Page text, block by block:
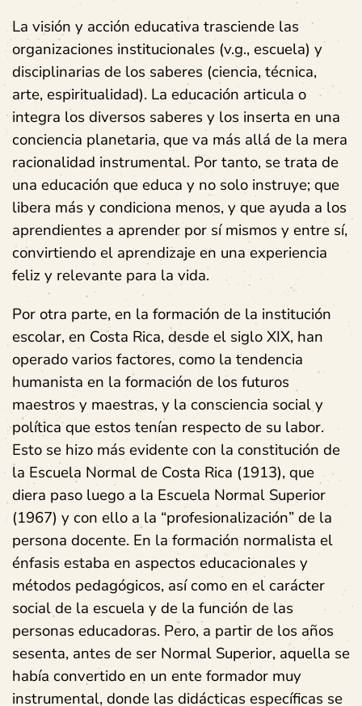
La visión y acción educativa trasciende las
organizaciones institucionales (v.g., escuela) y
disciplinarias de los saberes (ciencia, técnica,
arte, espiritualidad). La educación articula o
integra los diversos saberes y los inserta en una
conciencia planetaria, que va más allá de la mera
racionalidad instrumental. Por tanto, se trata de
una educación que educa y no solo instruye; que
libera más y condiciona menos, y que ayuda a los
aprendientes a aprender por sí mismos y entre sí,
convirtiendo el aprendizaje en una experiencia
feliz y relevante para la vida.
Por otra parte, en la formación de la institución
escolar, en Costa Rica, desde el siglo XIX, han
operado varios factores, como la tendencia
humanista en la formación de los futuros
maestros y maestras, y la consciencia social y
política que estos tenían respecto de su labor.
Esto se hizo más evidente con la constitución de
la Escuela Normal de Costa Rica (1913), que
diera paso luego a la Escuela Normal Superior
(1967) y con ello a la “profesionalización” de la
persona docente. En la formación normalista el
énfasis estaba en aspectos educacionales y
métodos pedagógicos, así como en el carácter
social de la escuela y de la función de las
personas educadoras. Pero, a partir de los años
sesenta, antes de ser Normal Superior, aquella se
había convertido en un ente formador muy
instrumental, donde las didácticas específicas se